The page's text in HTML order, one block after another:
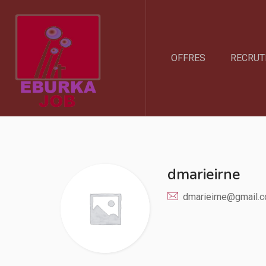
OFFRES
dmarieirne